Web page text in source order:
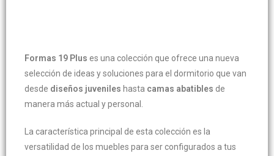
Formas 19 Plus es una colección que ofrece una nueva
selección de ideas y soluciones para el dormitorio que van
desde diseños juveniles hasta camas abatibles de
manera más actual y personal.
La característica principal de esta colección es la
versatilidad de los muebles para ser configurados a tus